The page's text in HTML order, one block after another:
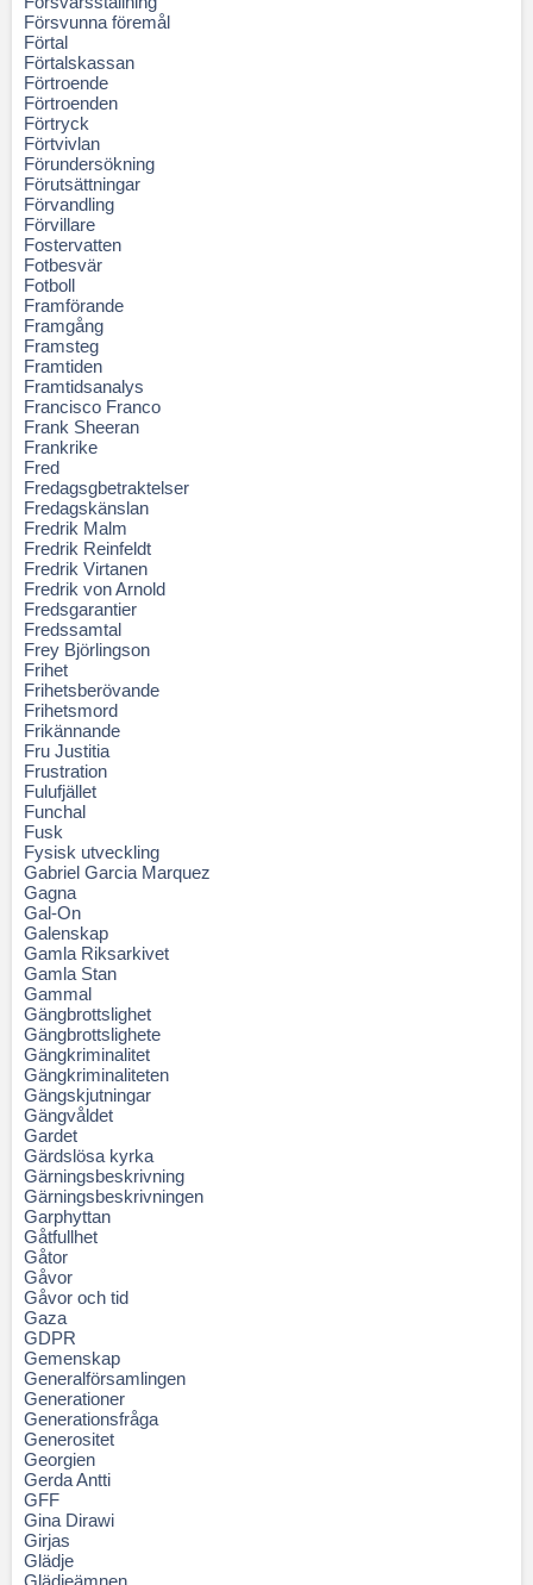
Försvunna föremål
Förtal
Förtalskassan
Förtroende
Förtroenden
Förtryck
Förtvivlan
Förundersökning
Förutsättningar
Förvandling
Förvillare
Fostervatten
Fotbesvär
Fotboll
Framförande
Framgång
Framsteg
Framtiden
Framtidsanalys
Francisco Franco
Frank Sheeran
Frankrike
Fred
Fredagsgbetraktelser
Fredagskänslan
Fredrik Malm
Fredrik Reinfeldt
Fredrik Virtanen
Fredrik von Arnold
Fredsgarantier
Fredssamtal
Frey Björlingson
Frihet
Frihetsberövande
Frihetsmord
Frikännande
Fru Justitia
Frustration
Fulufjället
Funchal
Fusk
Fysisk utveckling
Gabriel Garcia Marquez
Gagna
Gal-On
Galenskap
Gamla Riksarkivet
Gamla Stan
Gammal
Gängbrottslighet
Gängbrottslighete
Gängkriminalitet
Gängkriminaliteten
Gängskjutningar
Gängvåldet
Gardet
Gärdslösa kyrka
Gärningsbeskrivning
Gärningsbeskrivningen
Garphyttan
Gåtfullhet
Gåtor
Gåvor
Gåvor och tid
Gaza
GDPR
Gemenskap
Generalförsamlingen
Generationer
Generationsfråga
Generositet
Georgien
Gerda Antti
GFF
Gina Dirawi
Girjas
Glädje
Glädjeämnen